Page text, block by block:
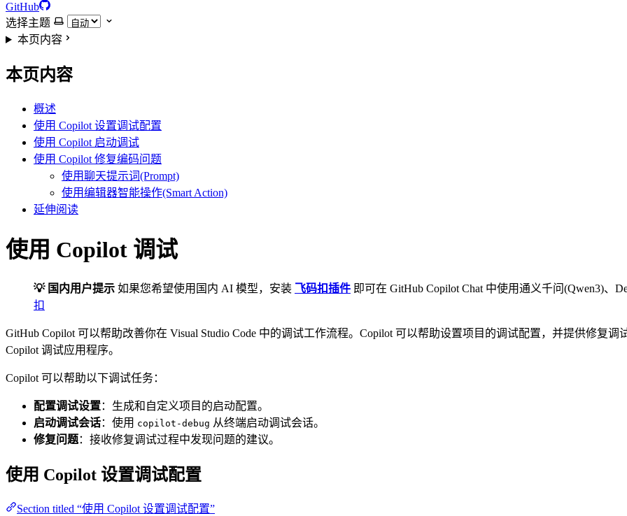
GitHub
选择主题
本页内容
本页内容
概述
使用 Copilot 设置调试配置
使用 Copilot 启动调试
使用 Copilot 修复编码问题
使用聊天提示词(Prompt)
使用编辑器智能操作(Smart Action)
延伸阅读
使用 Copilot 调试
💡 国内用户提示 如果您希望使用国内 AI 模型，安装 飞码扣插件 即可在 GitHub Copilot Chat 中使用通义千问(Qwen3)、
扣
GitHub Copilot 可以帮助改善你在 Visual Studio Code 中的调试工作流程。Copilot 可以帮助设置项目的调试配置，并提供修复
Copilot 调试应用程序。
Copilot 可以帮助以下调试任务：
配置调试设置：生成和自定义项目的启动配置。
启动调试会话：使用 copilot-debug 从终端启动调试会话。
修复问题：接收修复调试过程中发现问题的建议。
使用 Copilot 设置调试配置
Section titled “使用 Copilot 设置调试配置”